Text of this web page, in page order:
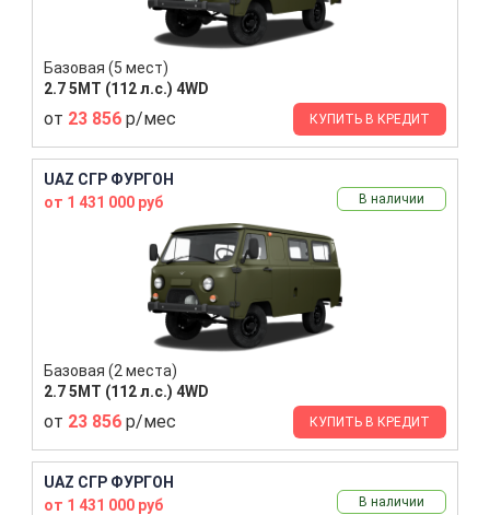
Базовая (5 мест)
2.7 5MT (112 л.с.) 4WD
от 23 856 р/мес КУПИТЬ В КРЕДИТ
UAZ СГР ФУРГОН
от 1 431 000 руб
В наличии
Базовая (2 места)
2.7 5MT (112 л.с.) 4WD
от 23 856 р/мес КУПИТЬ В КРЕДИТ
UAZ СГР ФУРГОН
от 1 431 000 руб
В наличии